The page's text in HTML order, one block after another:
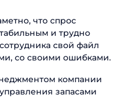
что спрос
и трудно
свой файл
со своими ошибками.
компании
запасами